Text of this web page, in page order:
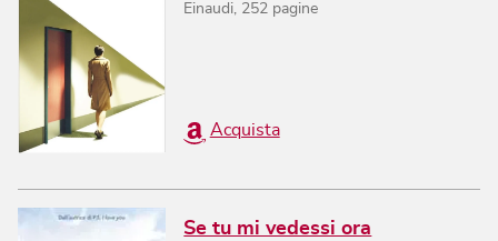
Einaudi, 252 pagine
Acquista
Se tu mi vedessi ora